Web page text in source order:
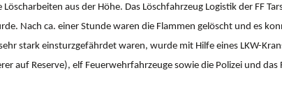
aus der Höhe. Das Löschfahrzeug Logistik der FF
Nach ca. einer Stunde waren die Flammen gelöscht und es
stark einsturzgefährdet waren, wurde mit Hilfe eines LKW-
auf Reserve), elf Feuerwehrfahrzeuge sowie die Polizei und das